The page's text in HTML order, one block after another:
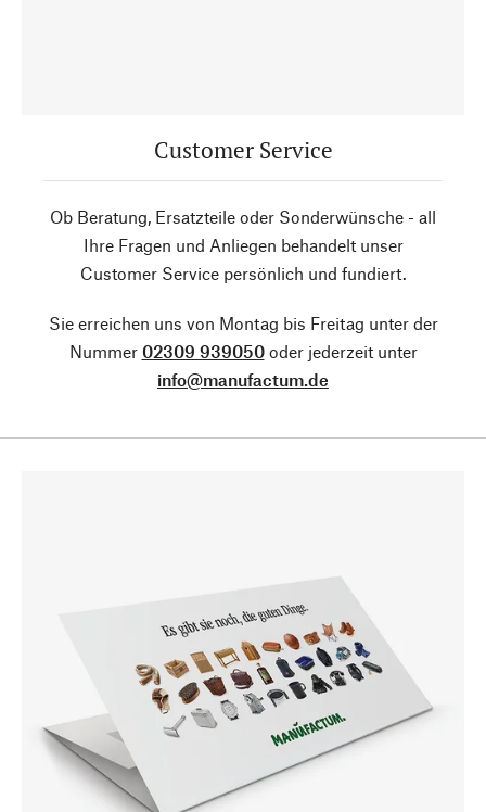
Customer Service
Ob Beratung, Ersatzteile oder Sonderwünsche - all
Ihre Fragen und Anliegen behandelt unser
Customer Service persönlich und fundiert.
Sie erreichen uns von Montag bis Freitag unter der
Nummer 02309 939050oder jederzeit unter
info@manufactum.de